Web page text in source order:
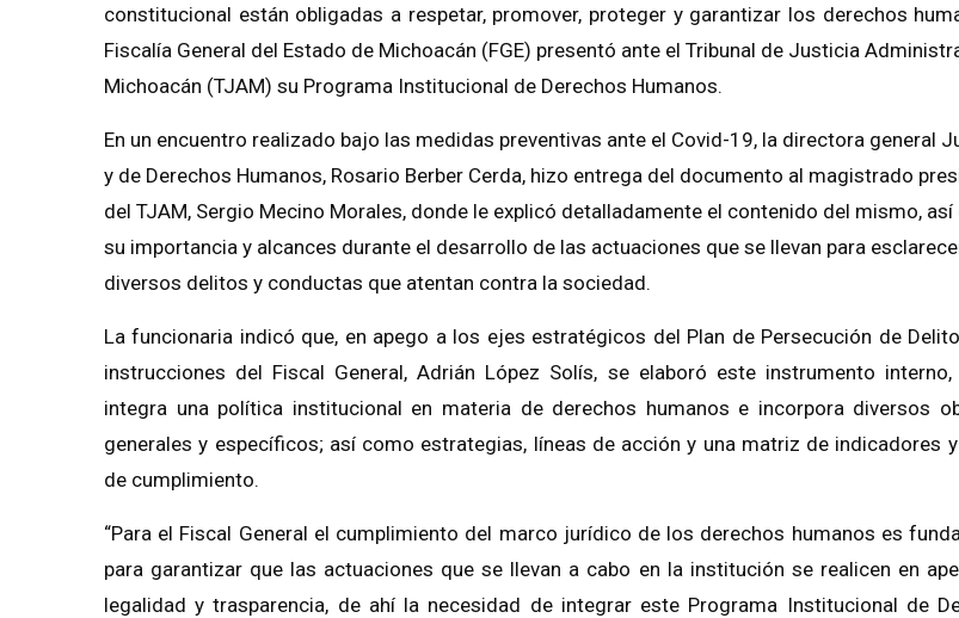
constitucional están obligadas a respetar, promover, proteger y garantizar los derechos
Fiscalía General del Estado de Michoacán (FGE) presentó ante el Tribunal de Justicia
Michoacán (TJAM) su Programa Institucional de Derechos Humanos.
En un encuentro realizado bajo las medidas preventivas ante el Covid-19, la directora general
y de Derechos Humanos, Rosario Berber Cerda, hizo entrega del documento al magistrado
del TJAM, Sergio Mecino Morales, donde le explicó detalladamente el contenido del mismo,
su importancia y alcances durante el desarrollo de las actuaciones que se llevan para
diversos delitos y conductas que atentan contra la sociedad.
La funcionaria indicó que, en apego a los ejes estratégicos del Plan de Persecución de
instrucciones del Fiscal General, Adrián López Solís, se elaboró este instrumento
integra una política institucional en materia de derechos humanos e incorpora diversos
generales y específicos; así como estrategias, líneas de acción y una matriz de indicadores
de cumplimiento.
“Para el Fiscal General el cumplimiento del marco jurídico de los derechos humanos es
para garantizar que las actuaciones que se llevan a cabo en la institución se realicen en
legalidad y trasparencia, de ahí la necesidad de integrar este Programa Institucional de